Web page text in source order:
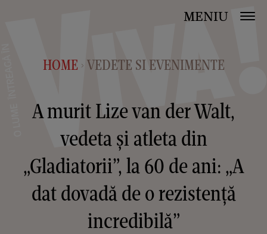
MENIU
HOME > VEDETE SI EVENIMENTE
A murit Lize van der Walt,
vedeta și atleta din
„Gladiatorii”, la 60 de ani: „A
dat dovadă de o rezistență
incredibilă”